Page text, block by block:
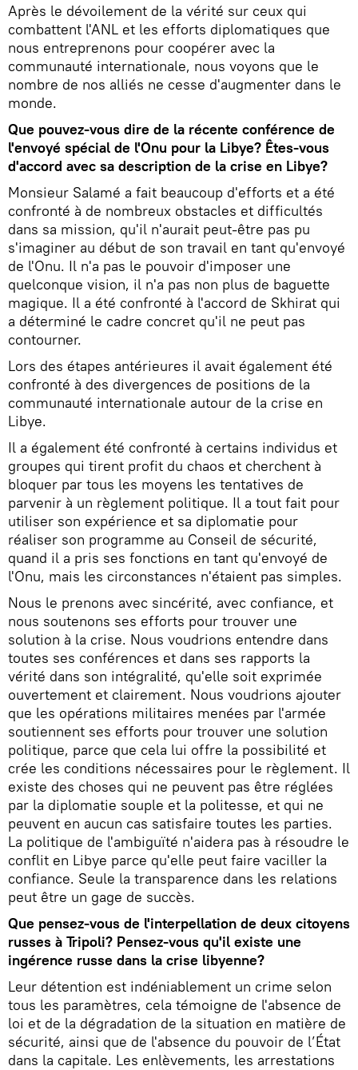
Après le dévoilement de la vérité sur ceux qui
combattent l'ANL et les efforts diplomatiques que
nous entreprenons pour coopérer avec la
communauté internationale, nous voyons que le
nombre de nos alliés ne cesse d'augmenter dans le
monde.
Que pouvez-vous dire de la récente conférence de
l'envoyé spécial de l'Onu pour la Libye? Êtes-vous
d'accord avec sa description de la crise en Libye?
Monsieur Salamé a fait beaucoup d'efforts et a été
confronté à de nombreux obstacles et difficultés
dans sa mission, qu'il n'aurait peut-être pas pu
s'imaginer au début de son travail en tant qu'envoyé
de l'Onu. Il n'a pas le pouvoir d'imposer une
quelconque vision, il n'a pas non plus de baguette
magique. Il a été confronté à l'accord de Skhirat qui
a déterminé le cadre concret qu'il ne peut pas
contourner.
Lors des étapes antérieures il avait également été
confronté à des divergences de positions de la
communauté internationale autour de la crise en
Libye.
Il a également été confronté à certains individus et
groupes qui tirent profit du chaos et cherchent à
bloquer par tous les moyens les tentatives de
parvenir à un règlement politique. Il a tout fait pour
utiliser son expérience et sa diplomatie pour
réaliser son programme au Conseil de sécurité,
quand il a pris ses fonctions en tant qu'envoyé de
l'Onu, mais les circonstances n'étaient pas simples.
Nous le prenons avec sincérité, avec confiance, et
nous soutenons ses efforts pour trouver une
solution à la crise. Nous voudrions entendre dans
toutes ses conférences et dans ses rapports la
vérité dans son intégralité, qu'elle soit exprimée
ouvertement et clairement. Nous voudrions ajouter
que les opérations militaires menées par l'armée
soutiennent ses efforts pour trouver une solution
politique, parce que cela lui offre la possibilité et
crée les conditions nécessaires pour le règlement. Il
existe des choses qui ne peuvent pas être réglées
par la diplomatie souple et la politesse, et qui ne
peuvent en aucun cas satisfaire toutes les parties.
La politique de l'ambiguïté n'aidera pas à résoudre le
conflit en Libye parce qu'elle peut faire vaciller la
confiance. Seule la transparence dans les relations
peut être un gage de succès.
Que pensez-vous de l'interpellation de deux citoyens
russes à Tripoli? Pensez-vous qu'il existe une
ingérence russe dans la crise libyenne?
Leur détention est indéniablement un crime selon
tous les paramètres, cela témoigne de l'absence de
loi et de la dégradation de la situation en matière de
sécurité, ainsi que de l'absence du pouvoir de l’État
dans la capitale. Les enlèvements, les arrestations